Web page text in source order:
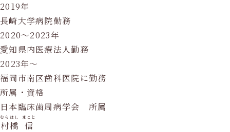
2019年
長崎大学病院勤務
2020〜2023年
愛知県内医療法人勤務
2023年～
福岡市南区歯科医院に勤務
所属・資格
日本臨床歯周病学会 所属
村橋
むらはし
信
まこと